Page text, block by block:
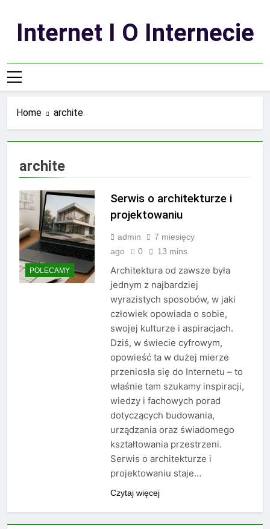
contentInternet I O Internecie
Home archite
archite
POLECAMY
Serwis o architekturze i
projektowaniu
admin
7 miesięcy
ago
0 13 mins
Architektura od zawsze była
jednym z najbardziej
wyrazistych sposobów, w jaki
człowiek opowiada o sobie,
swojej kulturze i aspiracjach.
Dziś, w świecie cyfrowym,
opowieść ta w dużej mierze
przeniosła się do Internetu – to
właśnie tam szukamy inspiracji,
wiedzy i fachowych porad
dotyczących budowania,
urządzania oraz świadomego
kształtowania przestrzeni.
Serwis o architekturze i
projektowaniu staje…
Czytaj więcej